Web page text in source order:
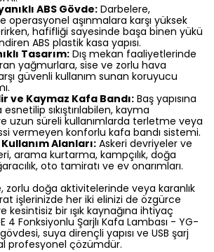
ABS Gövde: Darbelere,
operasyonel aşınmalara karşı yüksek
hafifliği sayesinde başa binen yükü
ABS plastik kasa yapısı.
Tasarım: Dış mekan faaliyetlerinde
yağmurlara, sise ve zorlu hava
güvenli kullanım sunan koruyucu
ve Kaymaz Kafa Bandı: Baş yapısına
sıkıştırılabilen, kayma
uzun süreli kullanımlarda terletme veya
vermeyen konforlu kafa bandı sistemi.
Alanları: Askeri devriyeler ve
arama kurtarma, kampçılık, doğa
oto tamiratı ve ev onarımları.
zorlu doğa aktivitelerinde veya karanlık
işlerinizde her iki elinizi de özgürce
kesintisiz bir ışık kaynağına ihtiyaç
4 Fonksiyonlu Şarjlı Kafa Lambası - YG-
suya dirençli yapısı ve USB şarj
profesyonel çözümdür.